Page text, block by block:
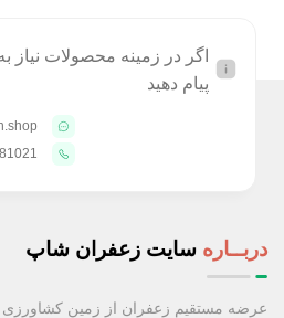
اگر در زمینه محصولات نیاز
پیام دهید
دربــاره سایت زعفران شاپ
عرضه مستقیم زعفران از زمین کشاورزی